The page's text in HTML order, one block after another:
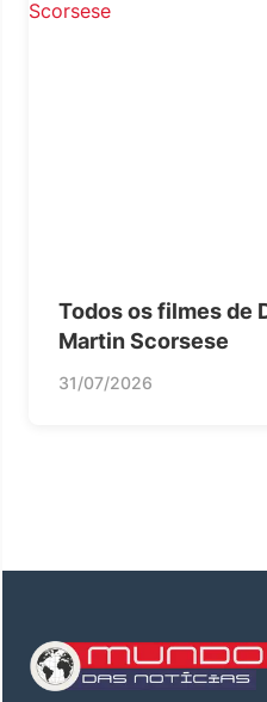
Todos os filmes de
Martin Scorsese
31/07/2026